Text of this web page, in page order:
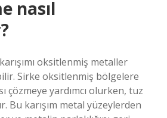
nasıl
oksitlenmiş metaller
Sirke oksitlenmiş bölgelere
çözmeye yardımcı olurken, tuz
Bu karışım metal yüzeylerden